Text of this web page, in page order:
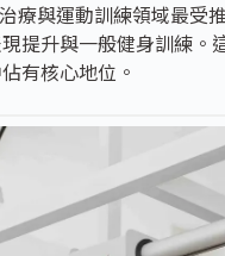
療與運動訓練領域最受
提升與一般健身訓練
有核心地位。